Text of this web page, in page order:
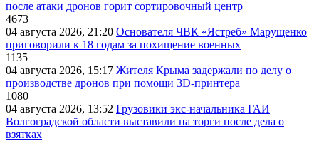
после атаки дронов горит сортировочный центр
4673
04 августа 2026, 21:20 Основателя ЧВК «Ястреб» Марущенко
приговорили к 18 годам за похищение военных
1135
04 августа 2026, 15:17 Жителя Крыма задержали по делу о
производстве дронов при помощи 3D‑принтера
1080
04 августа 2026, 13:52 Грузовики экс-начальника ГАИ
Волгоградской области выставили на торги после дела о
взятках